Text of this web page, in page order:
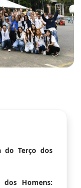
do Terço dos
dos Homens: